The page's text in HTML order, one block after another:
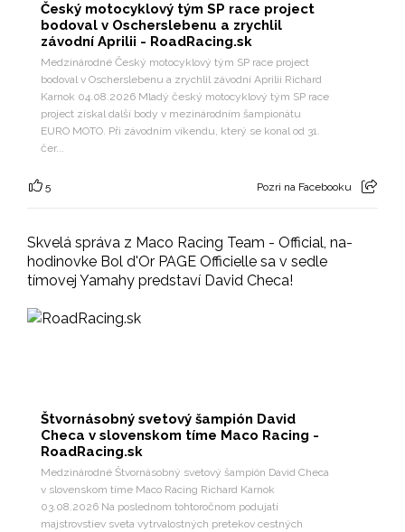
Český motocyklový tým SP race project
bodoval v Oscherslebenu a zrychlil
závodní Aprilii - RoadRacing.sk
Medzinárodné Český motocyklový tým SP race project
bodoval v Oscherslebenu a zrychlil závodní Aprilii Richard
Karnok 04.08.2026 Mladý český motocyklový tým SP race
project získal další body v mezinárodním šampionátu
EURO MOTO. Při závodním víkendu, který se konal od 31.
čer...
5 Pozri na Facebooku
Skvelá správa z Maco Racing Team - Official, na-
hodinovke Bol d'Or PAGE Officielle sa v sedle
tímovej Yamahy predstaví David Checa!
Štvornásobný svetový šampión David
Checa v slovenskom tíme Maco Racing -
RoadRacing.sk
Medzinárodné Štvornásobný svetový šampión David Checa
v slovenskom tíme Maco Racing Richard Karnok
03.08.2026 Na poslednom tohtoročnom podujatí
majstrovstiev sveta vytrvalostných pretekov cestných